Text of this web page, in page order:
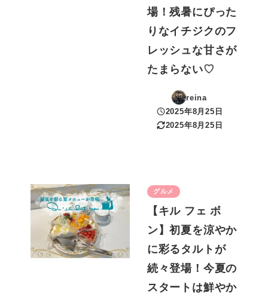
場！残暑にぴった
りなイチジクのフ
レッシュな甘さが
たまらない♡
reina
投稿日
2025年8月25日
更新日
2025年8月25日
グルメ
【キル フェ ボ
ン】初夏を涼やか
に彩るタルトが
続々登場！今夏の
スタートは鮮やか